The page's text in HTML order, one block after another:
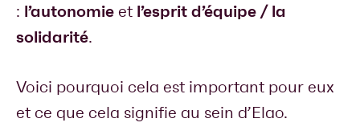
: l’autonomie et l’esprit d’équipe / la
solidarité.
Voici pourquoi cela est important pour eux
et ce que cela signifie au sein d’Elao.